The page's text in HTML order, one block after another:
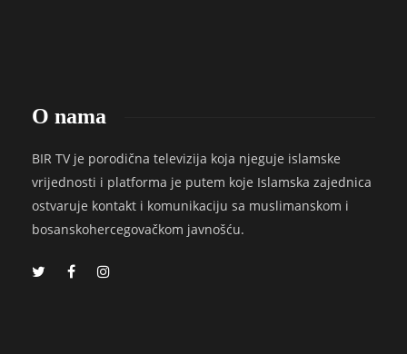
O nama
BIR TV je porodična televizija koja njeguje islamske
vrijednosti i platforma je putem koje Islamska zajednica
ostvaruje kontakt i komunikaciju sa muslimanskom i
bosanskohercegovačkom javnošću.